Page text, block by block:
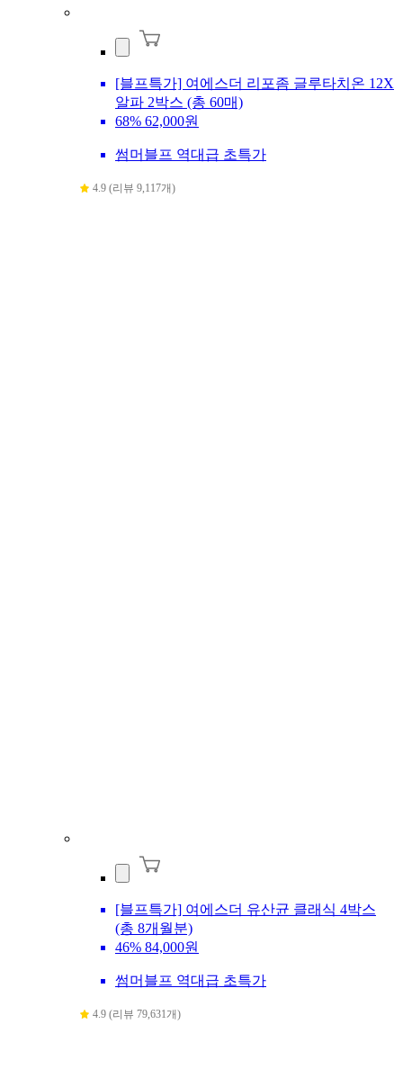
[블프특가] 여에스더 리포좀 글루타치온 12X
알파 2박스 (총 60매)
68% 62,000원
썸머블프 역대급 초특가
4.9 (리뷰 9,117개)
[블프특가] 여에스더 유산균 클래식 4박스
(총 8개월분)
46% 84,000원
썸머블프 역대급 초특가
4.9 (리뷰 79,631개)